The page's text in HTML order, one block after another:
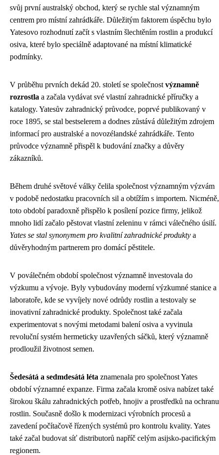
svůj první australský obchod, který se rychle stal významným
centrem pro místní zahrádkáře. Důležitým faktorem úspěchu bylo
Yatesovo rozhodnutí začít s vlastním šlechtěním rostlin a produkcí
osiva, které bylo speciálně adaptované na místní klimatické
podmínky.
V průběhu prvních dekád 20. století se společnost významně
rozrostla a začala vydávat své vlastní zahradnické příručky a
katalogy. Yatesův zahradnický průvodce, poprvé publikovaný v
roce 1895, se stal bestselerem a dodnes zůstává důležitým zdrojem
informací pro australské a novozélandské zahrádkáře. Tento
průvodce významně přispěl k budování značky a důvěry
zákazníků.
Během druhé světové války čelila společnost významným výzvám
v podobě nedostatku pracovních sil a obtížím s importem. Nicméně,
toto období paradoxně přispělo k posílení pozice firmy, jelikož
mnoho lidí začalo pěstovat vlastní zeleninu v rámci válečného úsilí.
Yates se stal synonymem pro kvalitní zahradnické produkty a
důvěryhodným partnerem pro domácí pěstitele.
V poválečném období společnost významně investovala do
výzkumu a vývoje. Byly vybudovány moderní výzkumné stanice a
laboratoře, kde se vyvíjely nové odrůdy rostlin a testovaly se
inovativní zahradnické produkty. Společnost také začala
experimentovat s novými metodami balení osiva a vyvinula
revoluční systém hermeticky uzavřených sáčků, který významně
prodloužil životnost semen.
Šedesátá a sedmdesátá léta znamenala pro společnost Yates
období významné expanze. Firma začala kromě osiva nabízet také
širokou škálu zahradnických potřeb, hnojiv a prostředků na ochranu
rostlin. Současně došlo k modernizaci výrobních procesů a
zavedení počítačově řízených systémů pro kontrolu kvality. Yates
také začal budovat síť distributorů napříč celým asijsko-pacifickým
regionem.